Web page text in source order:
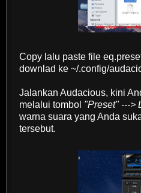
Copy lalu paste file
downlad ke ~/.config/
Jalankan Audacious, kini
melalui tombol "Preset" --->
warna suara yang Anda
tersebut.